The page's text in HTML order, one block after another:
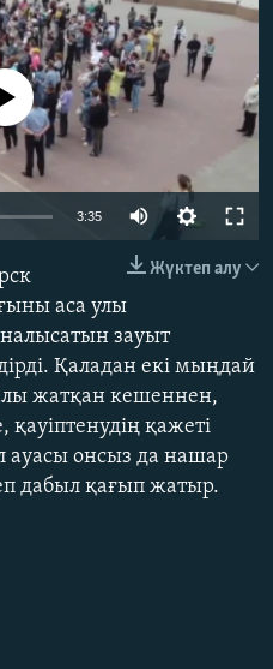
480p
available
3:35 Auto
480p
1080p
Жүктеп алу
аса улы
зауыт
Қаладан екі мыңдай
жатқан кешеннен,
қауіптенудің қажеті
ауасы онсыз да нашар
дабыл қағып жатыр.